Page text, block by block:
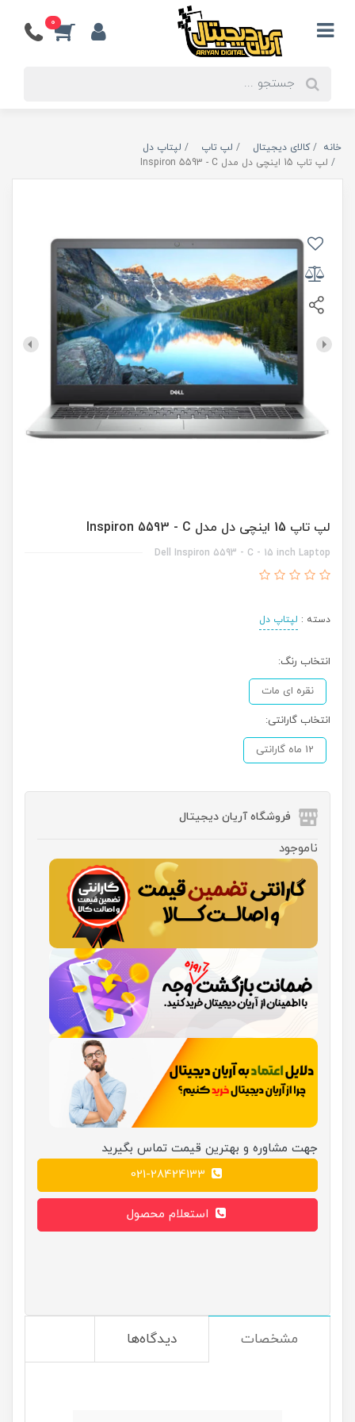
0
خانه کالای دیجیتال لپ تاپ
لپتاپ دل
لپ تاپ 15 اینچی دل مدل Inspiron 5593 - C
لپ تاپ 15 اینچی دل مدل Inspiron 5593 - C
Dell Inspiron 5593 - C - 15 inch Laptop
دسته : لپتاپ دل
انتخاب رنگ:
نقره ای مات
انتخاب گارانتی:
12 ماه گارانتی
فروشگاه آریان دیجیتال
ناموجود
جهت مشاوره و بهترین قیمت تماس بگیرید
مشخصات دیدگاه‌ها